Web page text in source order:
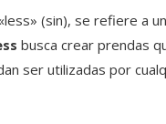
(sin), se refiere a un
busca crear prendas
ser utilizadas por